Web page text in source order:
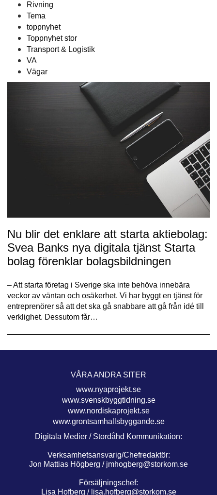
Rivning
Tema
toppnyhet
Toppnyhet stor
Transport & Logistik
VA
Vägar
Nu blir det enklare att starta aktiebolag:
Svea Banks nya digitala tjänst Starta
bolag förenklar bolagsbildningen
– Att starta företag i Sverige ska inte behöva innebära
veckor av väntan och osäkerhet. Vi har byggt en tjänst för
entreprenörer så att det ska gå snabbare att gå från idé till
verklighet. Dessutom får…
VÅRA ANDRA SITER
www.nyaprojekt.se
www.svenskbyggtidning.se
www.nordiskaprojekt.se
www.grontsamhallsbyggande.se
Digitala Medier / Stordåhd Kommunikation:
Verksamhetsansvarig/Chefredaktör:
Jon Mattias Högberg / jmhogberg@storkom.se
Försäljningschef:
Lisa Hofberg / lisa.hofberg@storkom.se